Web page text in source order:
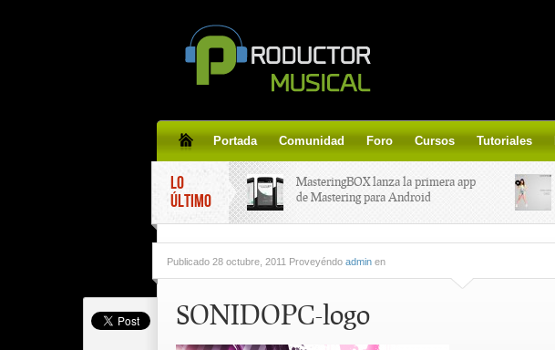
Portada Comunidad Foro Cursos Tutoriales
LO
ÚLTIMO
MasteringBOX lanza la primera app
de Mastering para Android
line gratis!
Korg lanza SDD-3000, el nuevo
pedal de delay.
Publicado 28 octubre, 2011 Proveyéndo admin en
SONIDOPC-logo